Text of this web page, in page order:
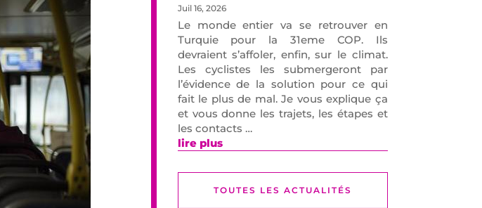
Juil 16, 2026
Le monde entier va se retrouver en
Turquie pour la 31eme COP. Ils
devraient s’affoler, enfin, sur le climat.
Les cyclistes les submergeront par
l’évidence de la solution pour ce qui
fait le plus de mal. Je vous explique ça
et vous donne les trajets, les étapes et
les contacts …
lire plus
TOUTES LES ACTUALITÉS